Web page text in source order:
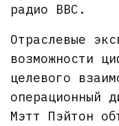
радио BBC.
Отраслевые
возможности
целевого
операционный
Мэтт Пэйтон